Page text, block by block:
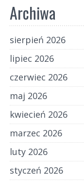
Archiwa
sierpień 2026
lipiec 2026
czerwiec 2026
maj 2026
kwiecień 2026
marzec 2026
luty 2026
styczeń 2026